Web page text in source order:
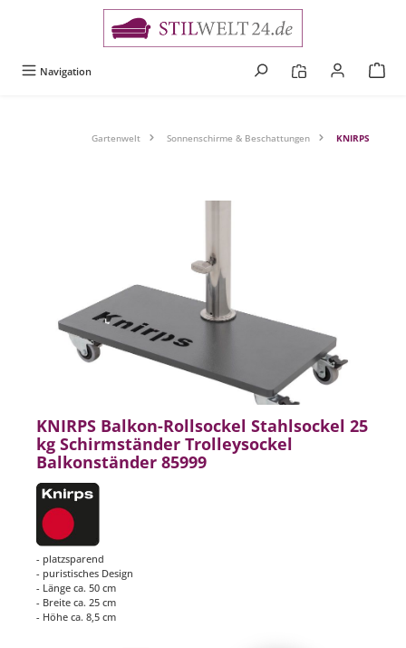
Navigation
Gartenwelt Sonnenschirme & Beschattungen KNIRPS
KNIRPS Balkon-Rollsockel Stahlsockel 25
kg Schirmständer Trolleysockel
Balkonständer 85999
- platzsparend
- puristisches Design
- Länge ca. 50 cm
- Breite ca. 25 cm
- Höhe ca. 8,5 cm